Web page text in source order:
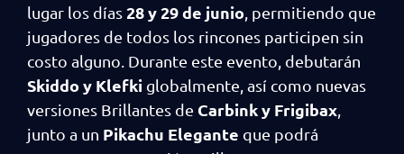
lugar los días28 y 29 de junio , permitiendo que
jugadores de todos los rincones participen sin
costo alguno. Durante este evento, debutarán
Skiddo y Klefki globalmente, así como nuevas
versiones Brillantes de Carbink y Frigibax
junto a un Pikachu Elegante que podrá